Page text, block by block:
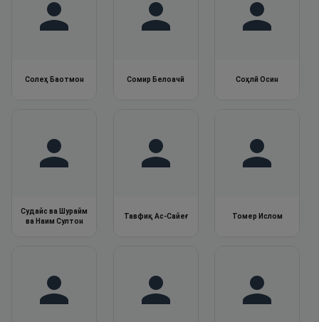
Солеҳ Баотмон Сомир Белоачӣ Соҳлӣ Осин
Судайс ва Шурайм
ва Наим Султон
Тавфиқ Ас-Сайеғ Томер Ислом